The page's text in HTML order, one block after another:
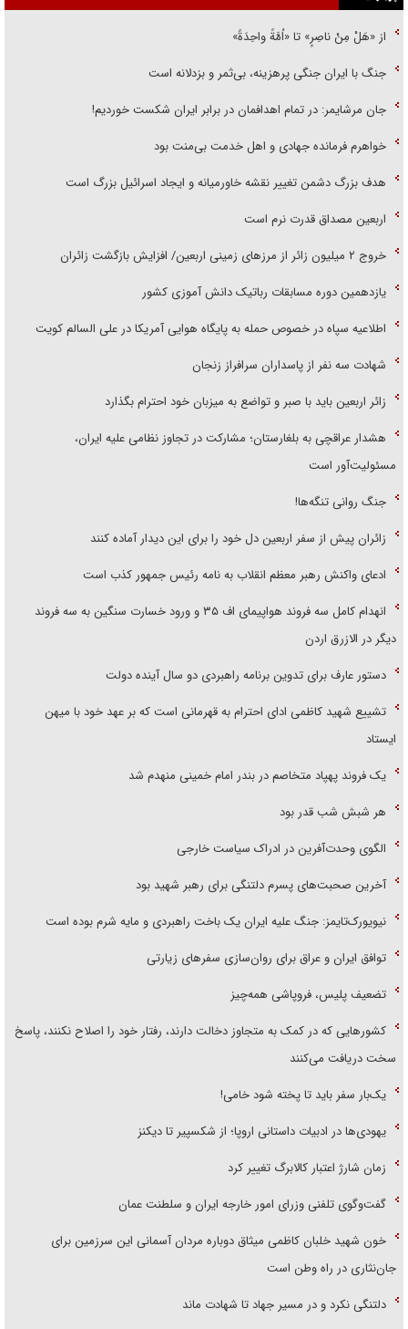
از «هَلْ مِنْ ناصِرٍ» تا «اُمَّةً واحِدَةً»
جنگ با ایران جنگی پرهزینه، بی‌ثمر و بزدلانه است
جان مرشایمر: در تمام اهدافمان در برابر ایران شکست خوردیم!
خواهرم فرمانده جهادی و اهل خدمت بی‌منت بود
هدف بزرگ دشمن تغییر نقشه خاورمیانه و ایجاد اسرائیل بزرگ است
اربعین مصداق قدرت نرم است
‌خروج ۲ میلیون زائر از مرز‌های زمینی اربعین/ افزایش بازگشت زائران
یازدهمین دوره مسابقات رباتیک دانش آموزی کشور
اطلاعیه سپاه در خصوص حمله به پایگاه هوایی آمریکا در علی السالم کویت
شهادت سه نفر از پاسداران سرافراز زنجان
زائر اربعین باید با صبر و تواضع به میزبان خود احترام بگذارد
هشدار عراقچی به بلغارستان؛ مشارکت در تجاوز نظامی علیه ایران،
مسئولیت‌آور است
جنگ روانی تنگه‌ها!
زائران پیش از سفر اربعین دل خود را برای این دیدار آماده کنند
ادعای واکنش رهبر معظم انقلاب به نامه رئیس جمهور کذب است
انهدام کامل سه فروند هواپیمای اف ۳۵ و ورود خسارت سنگین به سه فروند
دیگر در الازرق اردن
دستور عارف برای تدوین برنامه راهبردی دو سال آینده دولت
تشییع شهید کاظمی ادای احترام به قهرمانی است که بر عهد خود با میهن
ایستاد
یک فروند پهپاد متخاصم در بندر امام خمینی منهدم شد
هر شبش شب قدر بود
الگوی وحدت‌آفرین در ادراک سیاست خارجی
آخرین صحبت‌های پسرم دلتنگی برای رهبر شهید بود
نیویورک‌تایمز: جنگ علیه ایران یک باخت راهبردی و مایه شرم بوده است
توافق ایران و عراق برای روان‌سازی سفر‌های زیارتی
تضعیف پلیس، فروپاشی همه‌چیز
کشور‌هایی که در کمک به متجاوز دخالت دارند، رفتار خود را اصلاح نکنند، پاسخ
سخت دریافت می‌کنند
یک‌بار سفر باید تا پخته شود خامی!
یهودی‌ها در ادبیات داستانی اروپا؛ از شکسپیر تا دیکنز
زمان شارژ اعتبار کالابرگ تغییر کرد
گفت‌وگوی تلفنی وزرای امور خارجه ایران و سلطنت عمان
خون شهید خلبان کاظمی میثاق دوباره مردان آسمانی این سرزمین برای
جان‌نثاری در راه وطن است
دلتنگی نکرد و در مسیر جهاد تا شهادت ماند